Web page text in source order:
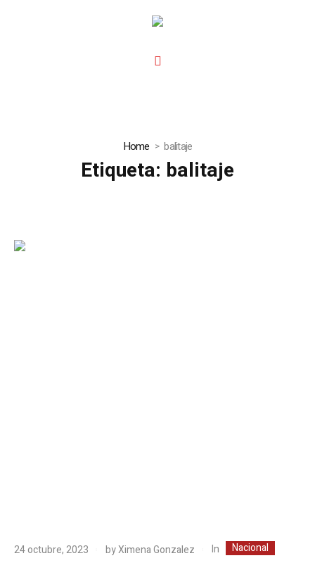
Home balitaje
Etiqueta: balitaje
24 octubre, 2023 byXimena Gonzalez In Nacional